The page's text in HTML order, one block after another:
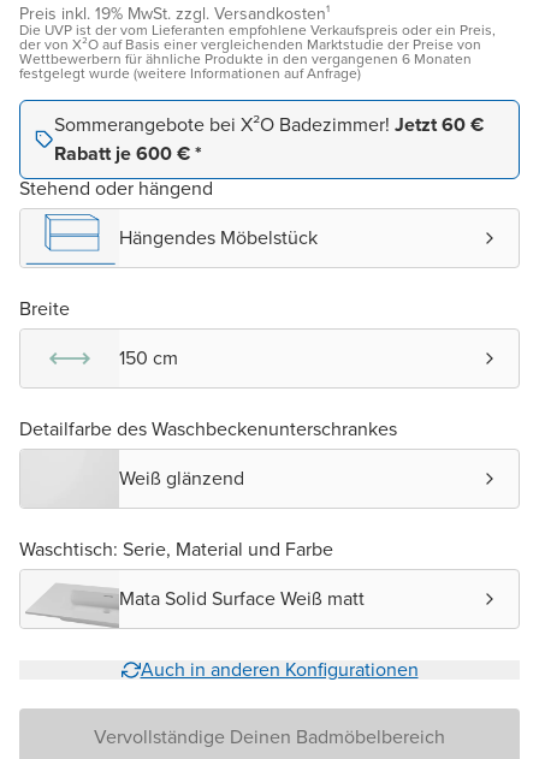
Preis inkl. 19% MwSt. zzgl. Versandkosten¹
Die UVP ist der vom Lieferanten empfohlene Verkaufspreis oder ein Preis,
der von X²O auf Basis einer vergleichenden Marktstudie der Preise von
Wettbewerbern für ähnliche Produkte in den vergangenen 6 Monaten
festgelegt wurde (weitere Informationen auf Anfrage)
Sommerangebote bei X²O Badezimmer! Jetzt 60 €
Rabatt je 600 € *
Stehend oder hängend
Hängendes Möbelstück
Breite
150 cm
Detailfarbe des Waschbeckenunterschrankes
Weiß glänzend
Waschtisch: Serie, Material und Farbe
Mata Solid Surface Weiß matt
Auch in anderen Konfigurationen
Vervollständige Deinen Badmöbelbereich